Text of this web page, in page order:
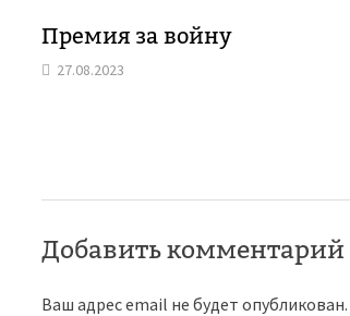
Премия за войну
27.08.2023
Добавить комментарий
Ваш адрес email не будет опубликован.